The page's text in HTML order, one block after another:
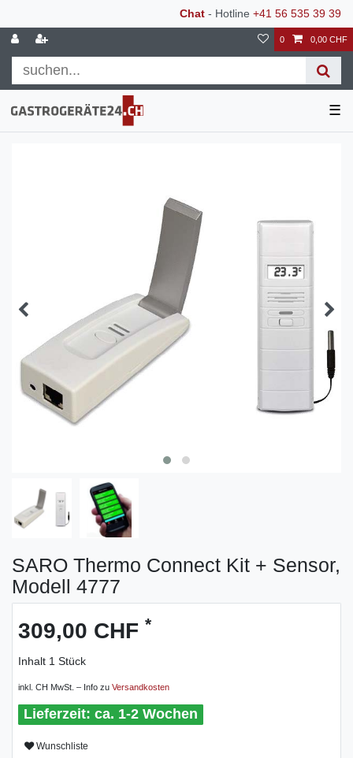
Chat - Hotline +41 56 535 39 39
0 0,00 CHF
☰
SARO Thermo Connect Kit + Sensor,
Modell 4777
309,00 CHF *
Inhalt 1 Stück
inkl. CH MwSt. – Info zu Versandkosten
ca. 1-2 Wochen
Wunschliste